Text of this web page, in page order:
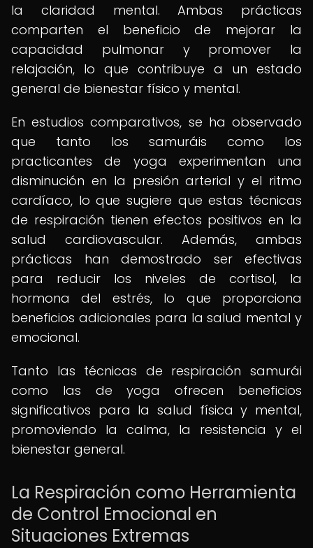
la claridad mental. Ambas prácticas
comparten el beneficio de mejorar la
capacidad pulmonar y promover la
relajación, lo que contribuye a un estado
general de bienestar físico y mental.
En estudios comparativos, se ha observado
que tanto los samuráis como los
practicantes de yoga experimentan una
disminución en la presión arterial y el ritmo
cardíaco, lo que sugiere que estas técnicas
de respiración tienen efectos positivos en la
salud cardiovascular. Además, ambas
prácticas han demostrado ser efectivas
para reducir los niveles de cortisol, la
hormona del estrés, lo que proporciona
beneficios adicionales para la salud mental y
emocional.
Tanto las técnicas de respiración samurái
como las de yoga ofrecen beneficios
significativos para la salud física y mental,
promoviendo la calma, la resistencia y el
bienestar general.
La Respiración como Herramienta
de Control Emocional en
Situaciones Extremas